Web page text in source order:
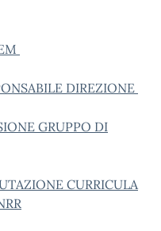
DIREZIONE
GRUPPO DI
CURRICULA